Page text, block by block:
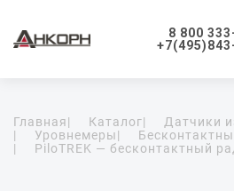
8 800
Главная| Каталог|
Датчики
|
Уровнемеры|
|
PiloTREK — бесконтактный